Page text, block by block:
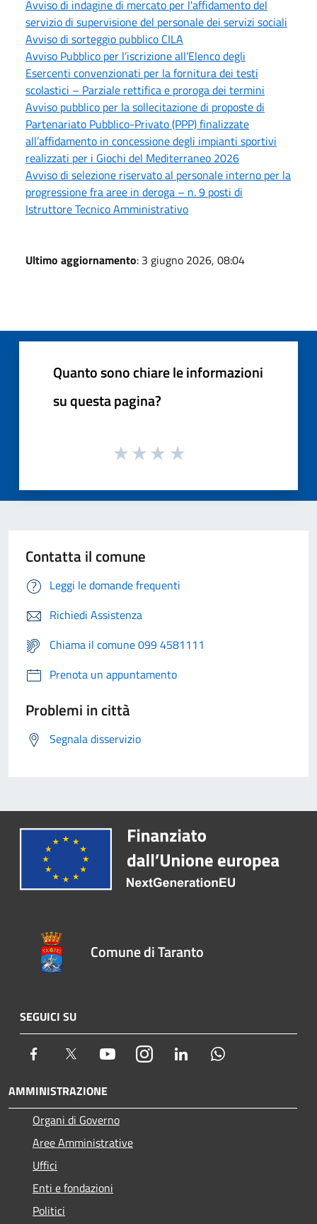
Avviso di indagine di mercato per l'affidamento del
servizio di supervisione del personale dei servizi sociali
Avviso di sorteggio pubblico CILA
Avviso Pubblico per l’iscrizione all’Elenco degli
Esercenti convenzionati per la fornitura dei testi
scolastici – Parziale rettifica e proroga dei termini
Avviso pubblico per la sollecitazione di proposte di
Partenariato Pubblico-Privato (PPP) finalizzate
all’affidamento in concessione degli impianti sportivi
realizzati per i Giochi del Mediterraneo 2026
Avviso di selezione riservato al personale interno per la
progressione fra aree in deroga – n. 9 posti di
Istruttore Tecnico Amministrativo
Ultimo aggiornamento: 3 giugno 2026, 08:04
Quanto sono chiare le informazioni
su questa pagina?
Contatta il comune
Leggi le domande frequenti
Richiedi Assistenza
Chiama il comune 099 4581111
Prenota un appuntamento
Problemi in città
Segnala disservizio
Comune di Taranto
SEGUICI SU
Facebook Twitter YoutubeInstagram LinkedIn
AMMINISTRAZIONE
Organi di Governo
Aree Amministrative
Uffici
Enti e fondazioni
Politici